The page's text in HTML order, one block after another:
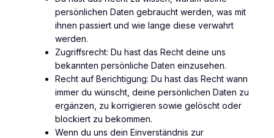
persönlichen Daten gebraucht werden, was mit
ihnen passiert und wie lange diese verwahrt
werden.
Zugriffsrecht: Du hast das Recht deine uns
bekannten persönliche Daten einzusehen.
Recht auf Berichtigung: Du hast das Recht wann
immer du wünscht, deine persönlichen Daten zu
ergänzen, zu korrigieren sowie gelöscht oder
blockiert zu bekommen.
Wenn du uns dein Einverständnis zur